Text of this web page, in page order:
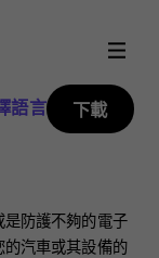
語言 下載
防護不夠的電子
汽車或其設備的